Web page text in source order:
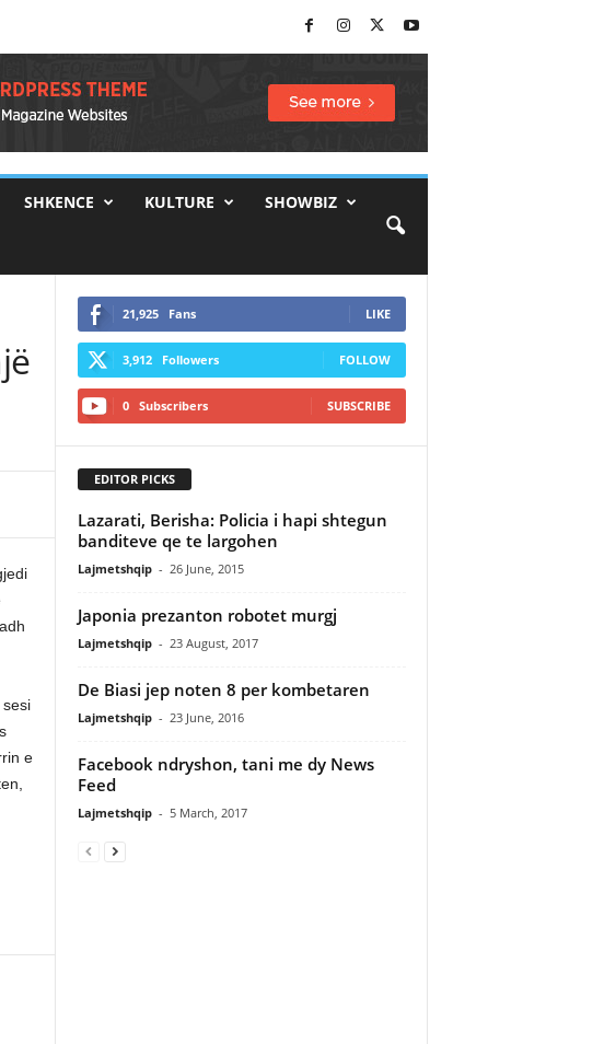
SHKENCE KULTURE SHOWBIZ
e
21,925 Fans LIKE
3,912 Followers FOLLOW
0 Subscribers SUBSCRIBE
EDITOR PICKS
Lazarati, Berisha: Policia i hapi shtegun
banditeve qe te largohen
Lajmetshqip - 26 June, 2015
Japonia prezanton robotet murgj
Lajmetshqip - 23 August, 2017
De Biasi jep noten 8 per kombetaren
Lajmetshqip - 23 June, 2016
Facebook ndryshon, tani me dy News
Feed
Lajmetshqip - 5 March, 2017